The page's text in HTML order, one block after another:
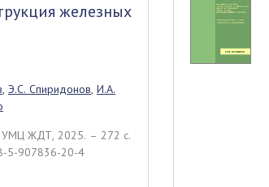
железных
, Э.С. Спиридонов, И.А.
УМЦ ЖДТ, 2025. – 272 c.
5-907836-20-4